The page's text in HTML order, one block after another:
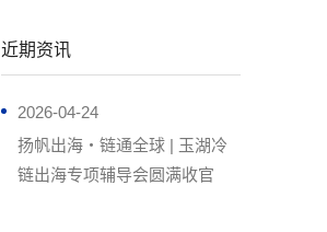
近期资讯
2026-04-24
扬帆出海・链通全球 | 玉湖冷
链出海专项辅导会圆满收官